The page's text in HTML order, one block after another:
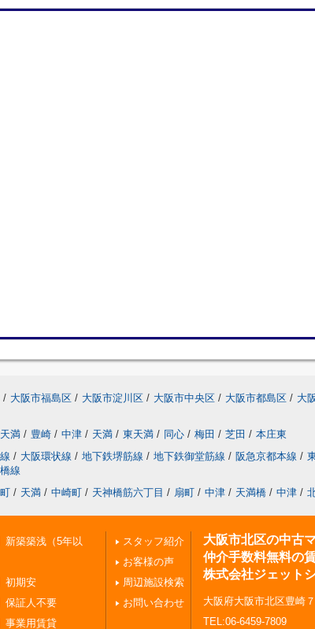
/ 大阪市福島区 / 大阪市淀川区 / 大阪市中央区 / 大阪市都島区 / 大
満 / 豊崎 / 中津 / 天満 / 東天満 / 同心 / 梅田 / 芝田 / 本庄東
/ 大阪環状線 / 地下鉄堺筋線 / 地下鉄御堂筋線 / 阪急京都本線 /
線
/ 天満 / 中崎町 / 天神橋筋六丁目 / 扇町 / 中津 / 天満橋 / 中津 /
新築築浅（5年以
初期安
保証人不要
事業用賃貸
スタッフ紹介
お客様の声
周辺施設検索
お問い合わせ
大阪市北区の中古
仲介手数料無料の
株式会社ジェット
大阪府大阪市北区豊崎
TEL:06-6459-7809